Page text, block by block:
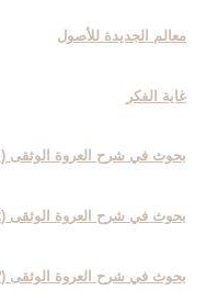
معالم الجدیدة للأصول
غایة الفکر
بحوث في شرح العروة الوثقی (۱)
بحوث في شرح العروة الوثقی (2)
بحوث في شرح العروة الوثقی (۳)